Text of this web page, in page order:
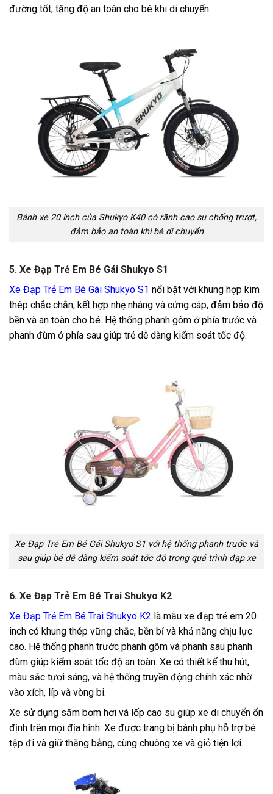
đường tốt, tăng độ an toàn cho bé khi di chuyển.
Bánh xe 20 inch của Shukyo K40 có rãnh cao su chống trượt,
đảm bảo an toàn khi bé di chuyển
5. Xe Đạp Trẻ Em Bé Gái Shukyo S1
Xe Đạp Trẻ Em Bé Gái Shukyo S1 nổi bật với khung hợp kim
thép chắc chắn, kết hợp nhẹ nhàng và cứng cáp, đảm bảo độ
bền và an toàn cho bé. Hệ thống phanh gôm ở phía trước và
phanh đùm ở phía sau giúp trẻ dễ dàng kiểm soát tốc độ.
Xe Đạp Trẻ Em Bé Gái Shukyo S1 với hệ thống phanh trước và
sau giúp bé dễ dàng kiểm soát tốc độ trong quá trình đạp xe
6. Xe Đạp Trẻ Em Bé Trai Shukyo K2
Xe Đạp Trẻ Em Bé Trai Shukyo K2 là mẫu xe đạp trẻ em 20
inch có khung thép vững chắc, bền bỉ và khả năng chịu lực
cao. Hệ thống phanh trước phanh gôm và phanh sau phanh
đùm giúp kiểm soát tốc độ an toàn. Xe có thiết kế thu hút,
màu sắc tươi sáng, và hệ thống truyền động chính xác nhờ
vào xích, líp và vòng bi.
Xe sử dụng săm bơm hơi và lốp cao su giúp xe di chuyển ổn
định trên mọi địa hình. Xe được trang bị bánh phụ hỗ trợ bé
tập đi và giữ thăng bằng, cùng chuông xe và giỏ tiện lợi.